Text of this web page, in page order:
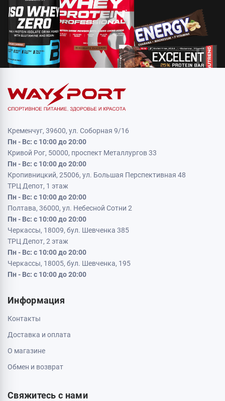
Кременчуг, 39600, ул. Соборная 9/16
Пн - Вс: с 10:00 до 20:00
Кривой Рог, 50000, проспект Металлургов 33
Пн - Вс: с 10:00 до 20:00
Кропивницкий, 25006, ул. Большая Перспективная 48
ТРЦ Депот, 1 этаж
Пн - Вс: с 10:00 до 20:00
Полтава, 36000, ул. Небесной Сотни 2
Пн - Вс: с 10:00 до 20:00
Черкассы, 18009, бул. Шевченка 385
ТРЦ Депот, 2 этаж
Пн - Вс: с 10:00 до 20:00
Черкассы, 18005, бул. Шевченка, 195
Пн - Вс: с 10:00 до 20:00
Информация
Контакты
Доставка и оплата
О магазине
Обмен и возврат
Свяжитесь с нами